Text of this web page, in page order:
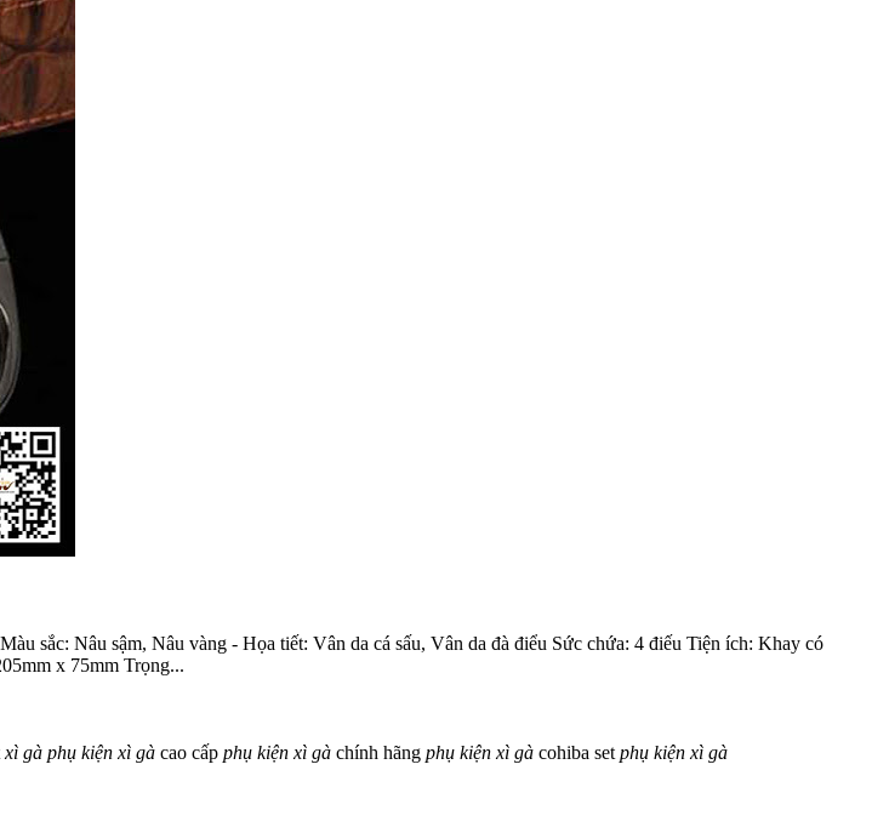
sắc: Nâu sậm, Nâu vàng - Họa tiết: Vân da cá sấu, Vân da đà điểu Sức chứa: 4 điếu Tiện ích: Khay có
x 75mm Trọng...
xì gà phụ kiện xì gà cao cấp phụ kiện xì gà chính hãng phụ kiện xì gà cohiba set phụ kiện xì gà